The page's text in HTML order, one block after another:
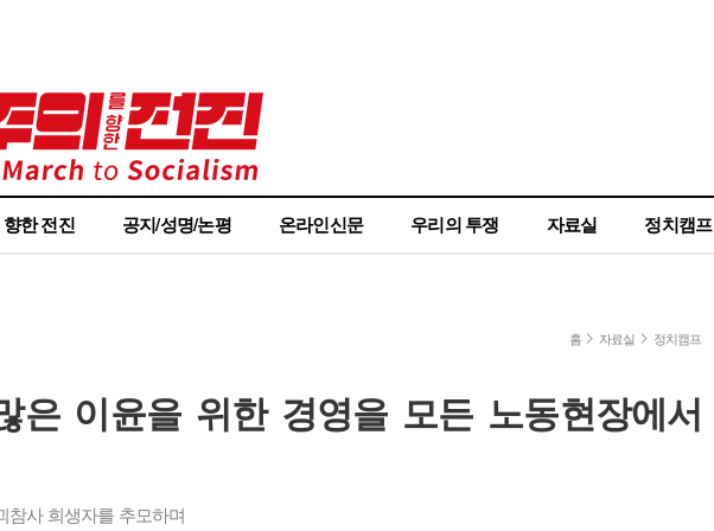
한 전진 공지/성명/논평 온라인신문 우리의 투쟁 자료실 정치캠프
홈 자료실 정치캠프
은 이윤을 위한 경영을 모든 노동현장에서
참사 희생자를 추모하며